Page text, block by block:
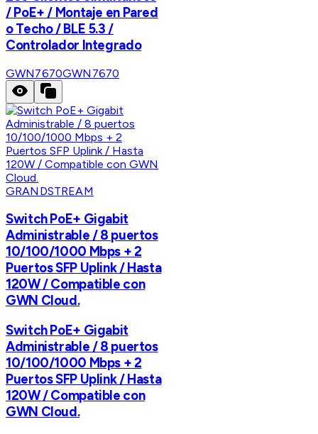
/ PoE+ / Montaje en Pared
o Techo / BLE 5.3 /
Controlador Integrado
GWN7670GWN7670
GRANDSTREAM
Switch PoE+ Gigabit
Administrable / 8 puertos
10/100/1000 Mbps + 2
Puertos SFP Uplink / Hasta
120W / Compatible con
GWN Cloud.
Switch PoE+ Gigabit
Administrable / 8 puertos
10/100/1000 Mbps + 2
Puertos SFP Uplink / Hasta
120W / Compatible con
GWN Cloud.